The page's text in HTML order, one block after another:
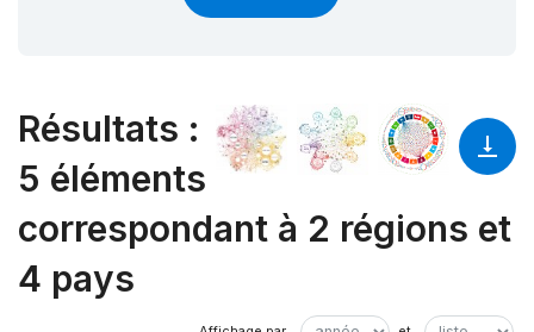
Résultats :
5 éléments
correspondant à 2 régions et
4 pays